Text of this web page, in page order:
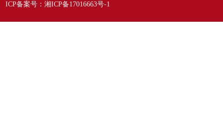
ICP备案号： 湘ICP备17016663号-1